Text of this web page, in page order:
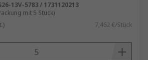
13V-5783 / 1731120213
mit 5 Stück)
7,462 €/Stück